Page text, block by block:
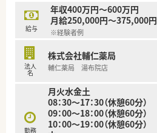
給与
年収400万円～600万円
月給250,000円～375,000円
※経験者例
法人
名
株式会社輔仁薬局
輔仁薬局 湯布院店
勤務
月火水金土
08：30～17：30（休憩60分）
09：00～18：00（休憩60分）
10：00～19：00（休憩60分）